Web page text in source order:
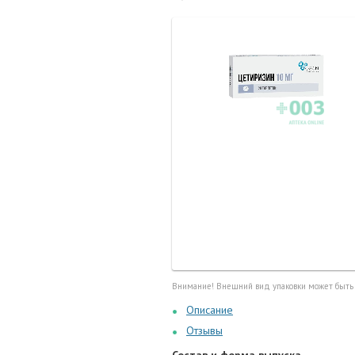
Мед.
Очки
Тесты,
Шприцы,
Внимание! Внешний вид упаковки может
Описание
Отзывы